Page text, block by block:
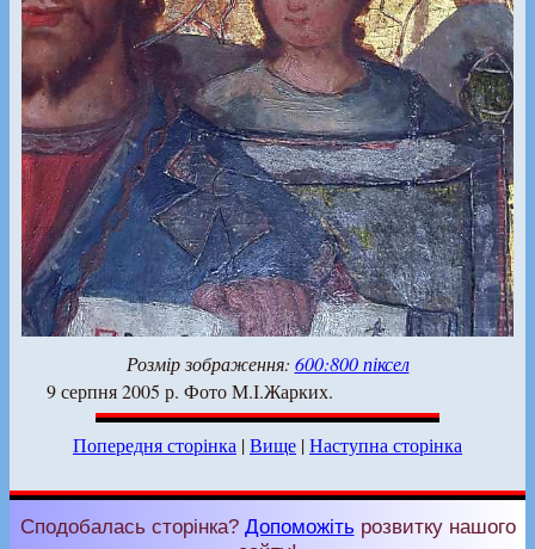
Розмір зображення: 600:800 піксел
9 серпня 2005 р. Фото М.І.Жарких.
Попередня сторінка |Вище |Наступна сторінка
Сподобалась сторінка? Допоможітьрозвитку нашого